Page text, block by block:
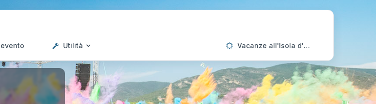
Utilità Vacanze all'Isola d'Elba